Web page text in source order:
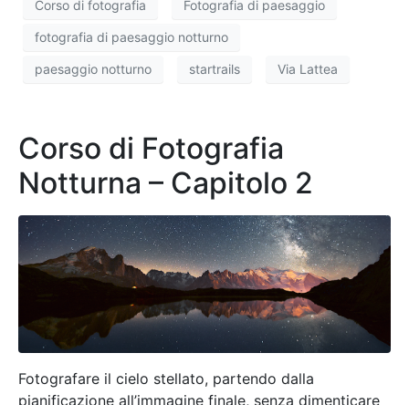
Corso di fotografia Fotografia di paesaggio
fotografia di paesaggio notturno
paesaggio notturno startrails Via Lattea
Corso di Fotografia
Notturna – Capitolo 2
Fotografare il cielo stellato, partendo dalla
pianificazione all’immagine finale, senza dimenticare